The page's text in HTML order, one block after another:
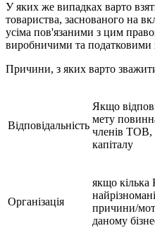
У яких же випадках варто
товариства, заснованого на
усіма пов'язаними з цим
виробничими та податковими
Причини, з яких варто
Відповідальність
Якщо
мету
членів ТОВ,
капіталу
Організація
якщо кілька
причини/
даному